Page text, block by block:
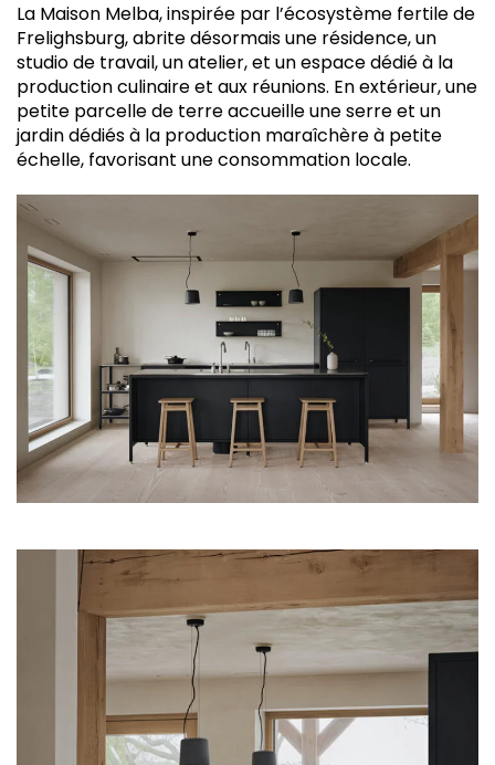
La Maison Melba, inspirée par l’écosystème fertile de
Frelighsburg, abrite désormais une résidence, un
studio de travail, un atelier, et un espace dédié à la
production culinaire et aux réunions. En extérieur, une
petite parcelle de terre accueille une serre et un
jardin dédiés à la production maraîchère à petite
échelle, favorisant une consommation locale.